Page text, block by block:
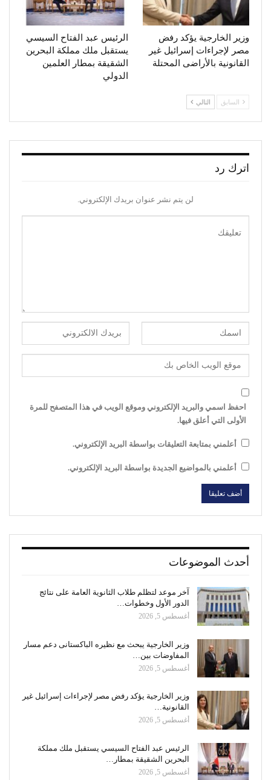
وزير الخارجية يؤكد رفض
مصر لإجراءات إسرائيل غير
القانونية بالأراضى المحتلة
الرئيس عبد الفتاح السيسي
يستقبل ملك مملكة البحرين
الشقيقة بمطار العلمين
الدولي
السابق التالي
اترك رد
لن يتم نشر عنوان بريدك الإلكتروني.
احفظ اسمي والبريد الإلكتروني وموقع الويب في هذا المتصفح للمرة
الأولى التي أعلق فيها.
أعلمني بمتابعة التعليقات بواسطة البريد الإلكتروني.
أعلمني بالمواضيع الجديدة بواسطة البريد الإلكتروني.
أحدث الموضوعات
آخر موعد لتظلم طلاب الثانوية العامة على نتائج
الدور الأول وخطوات…
أغسطس 5, 2026
وزير الخارجية يبحث مع نظيره الباكستانى دعم مسار
المفاوضات بين…
أغسطس 5, 2026
وزير الخارجية يؤكد رفض مصر لإجراءات إسرائيل غير
القانونية…
أغسطس 5, 2026
الرئيس عبد الفتاح السيسي يستقبل ملك مملكة
البحرين الشقيقة بمطار…
أغسطس 5, 2026